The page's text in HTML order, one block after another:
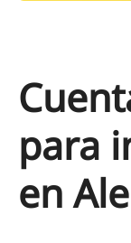
para
en